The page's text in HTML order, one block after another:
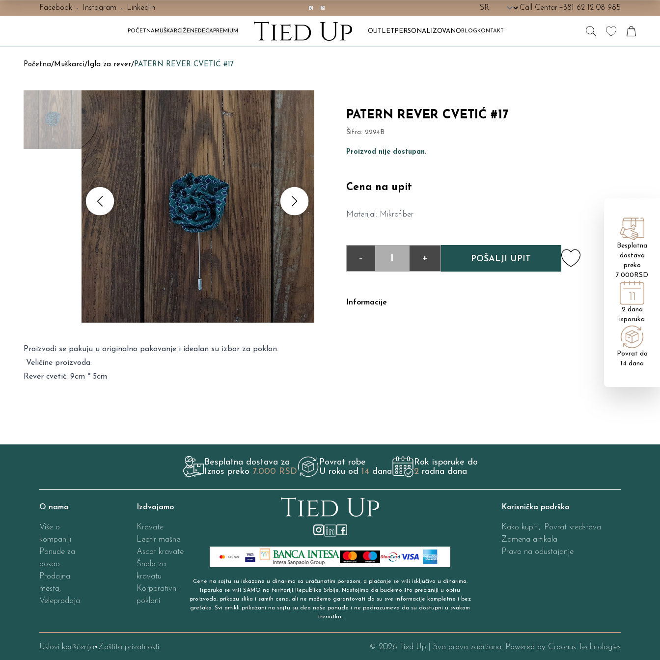
Facebook - Instagram - LinkedIn Call Centar:+381 62 12 08 985
POČETNAMUŠKARCI ŽENEDECAPREMIUM OUTLET PERSONALIZOVANO BLOG KONTAKT
Početna/Muškarci/Igla za rever/PATERN REVER CVETIĆ #17
PATERN REVER CVETIĆ #17
Šifra: 2294B
Proizvod nije dostupan.
Cena na upit
Materijal: Mikrofiber
- + POŠALJI UPIT
Informacije
Proizvodi se pakuju u originalno pakovanje i idealan su izbor za poklon.
Veličine proizvoda:
Rever cvetić: 9cm * 5cm
Besplatna
dostava
preko
7.000RSD
2 dana
isporuka
Povrat do
14 dana
Besplatna dostava za
Iznos preko 7.000 RSD
Povrat robe
U roku od 14 dana
Rok isporuke do
2 radna dana
O nama
Više o
kompaniji
Ponude za
posao
Prodajna
mesta,
Veleprodaja
Izdvajamo
Kravate
Leptir mašne
Ascot kravate
Šnala za
kravatu
Korporativni
pokloni
Cene na sajtu su iskazane u dinarima sa uračunatim porezom, a plaćanje se vrši isključivo u dinarima.
Isporuka se vrši SAMO na teritoriji Republike Srbije. Nastojimo da budemo što precizniji u opisu
proizvoda, prikazu slika i samih cena, ali ne možemo garantovati da su sve informacije kompletne i bez
grešaka. Svi artikli prikazani na sajtu su deo naše ponude i ne podrazumeva da su dostupni u svakom
trenutku.
Korisnička podrška
Kako kupiti, Povrat sredstava
Zamena artikala
Pravo na odustajanje
Uslovi korišćenja•Zaštita privatnosti © 2026 Tied Up | Sva prava zadržana. Powered by Croonus Technologies